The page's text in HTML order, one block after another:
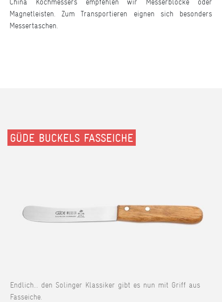
Magnetleisten. Zum Transportieren eignen sich besonders
Messertaschen.
GÜDE BUCKELS FASSEICHE
Endlich... den Solinger Klassiker gibt es nun mit Griff aus
Fasseiche.